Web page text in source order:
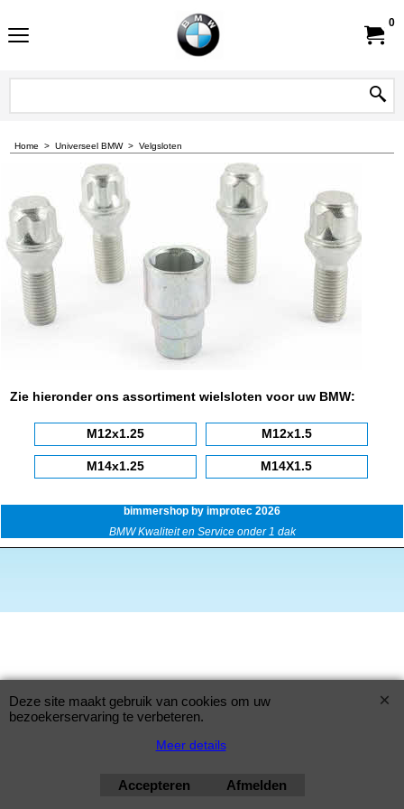
0
Home > Universeel BMW> Velgsloten
Zie hieronder ons assortiment wielsloten voor uw BMW:
M12x1.25 M12x1.5
M14x1.25 M14X1.5
bimmershop by improtec 2026
BMW Kwaliteit en Service onder 1 dak
Deze site maakt gebruik van cookies om uw
bezoekerservaring te verbeteren.
Meer details
Accepteren Afmelden